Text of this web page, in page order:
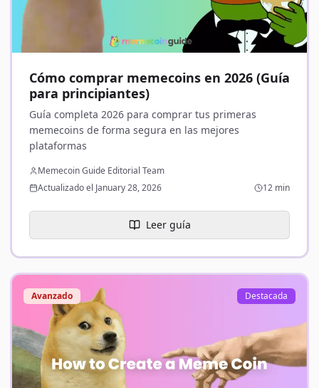
Cómo comprar memecoins en 2026 (Guía
para principiantes)
Guía completa 2026 para comprar tus primeras
memecoins de forma segura en las mejores
plataformas
Memecoin Guide Editorial Team
Actualizado el January 28, 2026
12 min
Leer guía
Avanzado Destacada